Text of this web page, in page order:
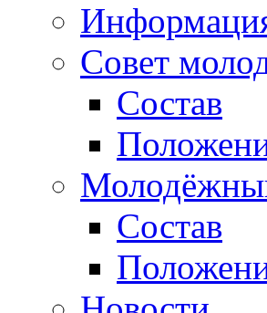
Совет
Состав
Состав